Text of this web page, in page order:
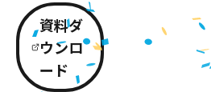
資料ダ
ウンロ
ード